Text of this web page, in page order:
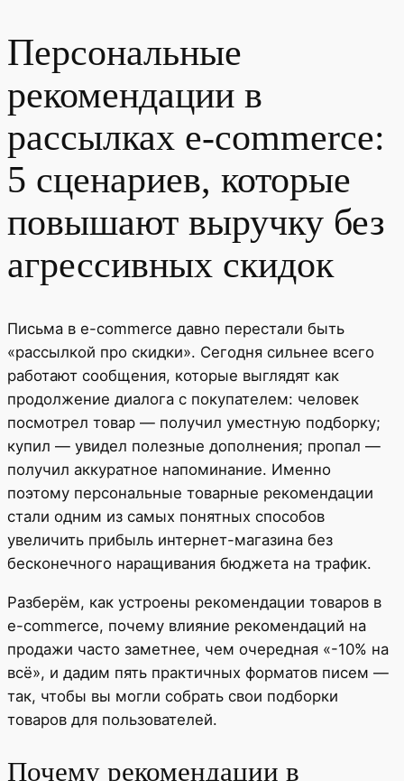
Персональные
рекомендации в
рассылках e-commerce:
5 сценариев, которые
повышают выручку без
агрессивных скидок
Письма в e-commerce давно перестали быть
«рассылкой про скидки». Сегодня сильнее всего
работают сообщения, которые выглядят как
продолжение диалога с покупателем: человек
посмотрел товар — получил уместную подборку;
купил — увидел полезные дополнения; пропал —
получил аккуратное напоминание. Именно
поэтому персональные товарные рекомендации
стали одним из самых понятных способов
увеличить прибыль интернет-магазина без
бесконечного наращивания бюджета на трафик.
Разберём, как устроены рекомендации товаров в
e-commerce, почему влияние рекомендаций на
продажи часто заметнее, чем очередная «-10% на
всё», и дадим пять практичных форматов писем —
так, чтобы вы могли собрать свои подборки
товаров для пользователей.
Почему рекомендации в